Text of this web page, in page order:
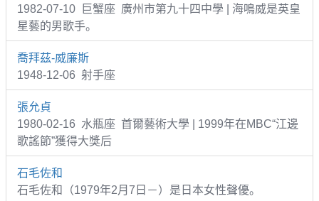
1982-07-10 巨蟹座 廣州市第九十四中學 | 海鳴威是英皇
星藝的男歌手。
喬拜茲-威廉斯
1948-12-06 射手座
張允貞
1980-02-16 水瓶座 首爾藝術大學 | 1999年在MBC“江邊
歌謠節”獲得大獎后
石毛佐和
石毛佐和（1979年2月7日－）是日本女性聲優。